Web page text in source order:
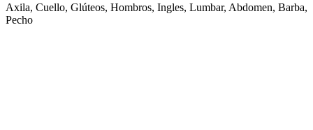
Axila, Cuello, Glúteos, Hombros, Ingles, Lumbar, Abdomen, Barba,
Pecho